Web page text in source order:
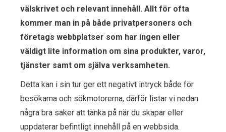
välskrivet och relevant innehåll. Allt för ofta
kommer man in på både privatpersoners och
företags webbplatser som har ingen eller
väldigt lite information om sina produkter, varor,
tjänster samt om själva verksamheten.
Detta kan i sin tur ger ett negativt intryck både för
besökarna och sökmotorerna, därför listar vi nedan
några bra saker att tänka på när du skapar eller
uppdaterar befintligt innehåll på en webbsida.